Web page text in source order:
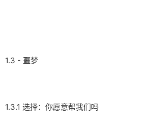
1.3 - 噩梦
1.3.1 选择：你愿意帮我们吗